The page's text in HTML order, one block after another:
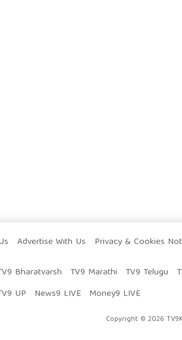
Advertise With Us Privacy & Cookies
Bharatvarsh TV9 Marathi TV9 Telugu
UP
News9 LIVE Money9 LIVE
Copyright © 2026